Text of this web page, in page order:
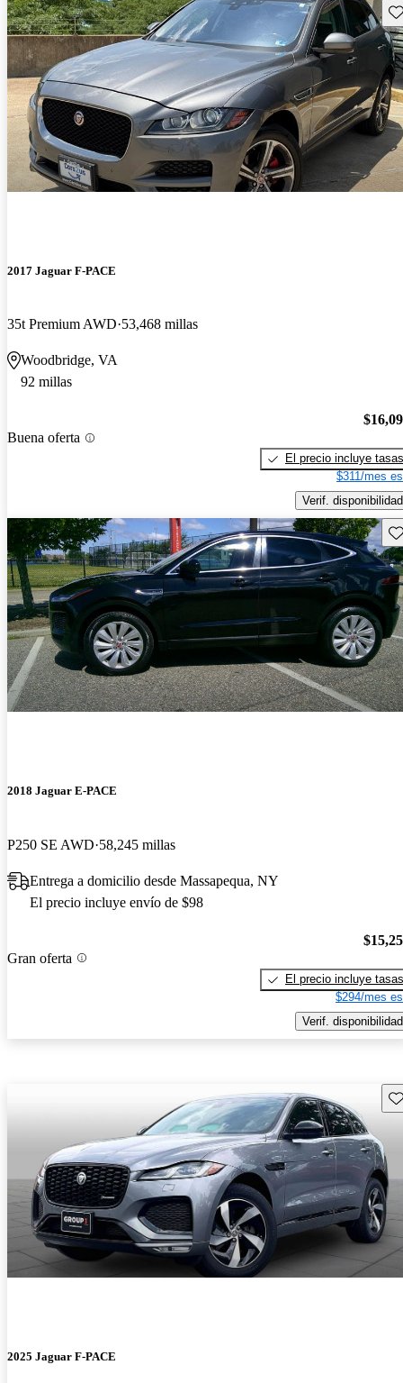
2017 Jaguar F-PACE
35t Premium AWD 53,468 millas
Woodbridge, VA
92 millas
Buena oferta
El precio incluye tasas
$311/mes
Verif. disponibilidad
2018 Jaguar E-PACE
P250 SE AWD 58,245 millas
Entrega a domicilio desde Massapequa, NY
El precio incluye envío de $98
Gran oferta
El precio incluye tasas
$294/mes
Verif. disponibilidad
2025 Jaguar F-PACE